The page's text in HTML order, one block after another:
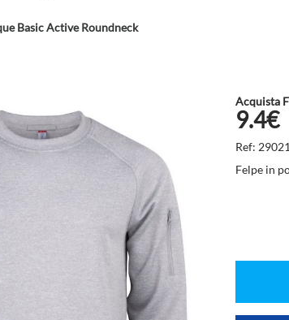
Basic Active Roundneck
Acquista
9.4€
Ref:
Felpe in